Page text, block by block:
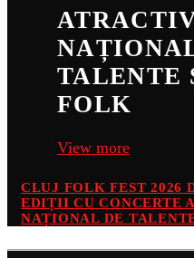
TALENTE
FOLK
View more
CLUJ FOLK FEST 2026
EDIȚII CU CONCERTE
NAȚIONAL DE